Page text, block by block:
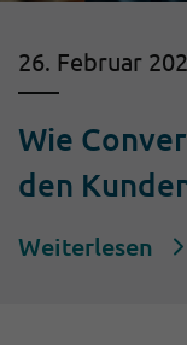
26. Februar
Wie
den
Weiterlesen